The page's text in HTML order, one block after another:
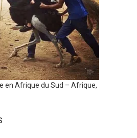
en Afrique du Sud – Afrique,